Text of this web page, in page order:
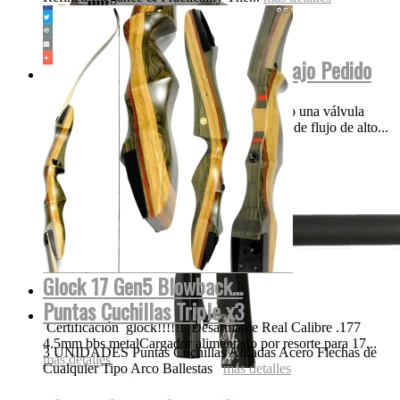
Empire MINI INVERT GS 2022 Bajo Pedido
Nuestros creativos think-tank ha incorporado una válvula
única, patentada y el diseño de la tecnología de flujo de alto...
más detalles
Glock 17 Gen5 Blowback...
Certificación glock!!!!!! Desarmable Real Calibre .177
4.5mm bbs metalCargador alimentado por resorte para 17...
más detalles
Puntas Cuchillas Triple x3
3 UNIDADES Puntas Cuchillas Afiladas Acero Flechas de
Cualquier Tipo Arco Ballestasmás detalles